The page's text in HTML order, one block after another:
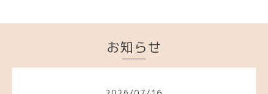
お知らせ